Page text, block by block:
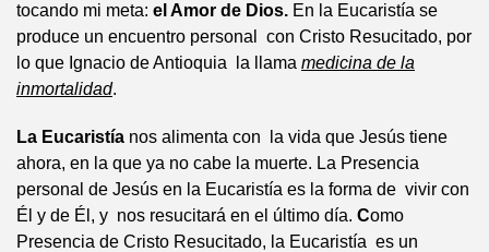
tocando mi meta: el Amor de Dios. En la Eucaristía se
produce un encuentro personal con Cristo Resucitado, por
lo que Ignacio de Antioquia la llama medicina de la
inmortalidad.
La Eucaristía nos alimenta con la vida que Jesús tiene
ahora, en la que ya no cabe la muerte. La Presencia
personal de Jesús en la Eucaristía es la forma de vivir con
Él y de Él, y nos resucitará en el último día. Como
Presencia de Cristo Resucitado, la Eucaristía es un